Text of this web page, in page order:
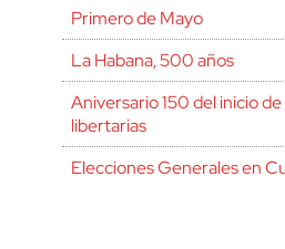
Primero de Mayo
La Habana, 500 años
Aniversario 150 del inicio de
libertarias
Elecciones Generales en